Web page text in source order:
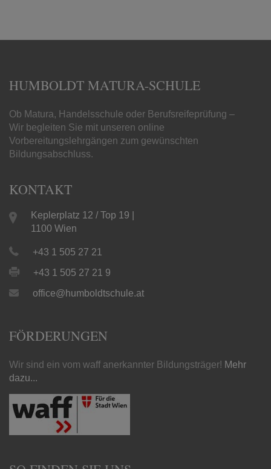
HUMBOLDT MATURA-SCHULE
Ob Matura, Handelsschule oder Berufsreifeprüfung –
Wir begleiten Sie mit unseren online
Vorbereitungslehrgängen zum gewünschten
Bildungsabschluss.
KONTAKT
Keplerplatz 12 / Top 19 |
1100 Wien
+43 1 505 27 21
+43 1 505 27 21 9
office@humboldtschule.at
FÖRDERUNGEN
Wir sind ein vom waff anerkannter Bildungsträger! Mehr
dazu...